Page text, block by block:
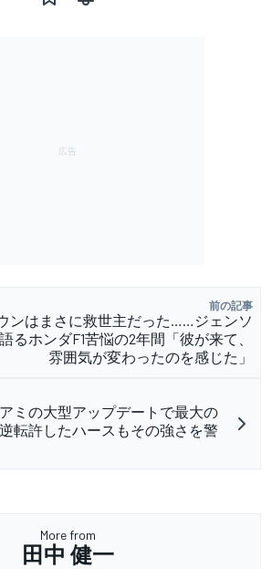
前の記事
ンはまさに救世主だった……ジェンソ
るホンダF1苦悩の2年間「彼が来て、
雰囲気が変わったのを感じた」
ミの大型アップデートで最大の
転許したハースもその強さを警
More from
田中 健一